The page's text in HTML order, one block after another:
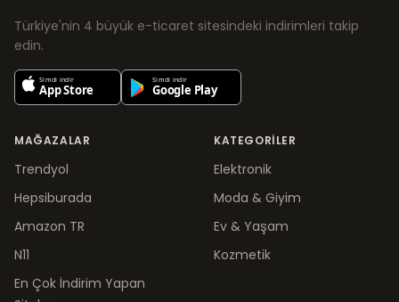
Türkiye'nin 4 büyük e-ticaret sitesindeki indirimleri takip
edin.
MAĞAZALAR
Trendyol
Hepsiburada
Amazon TR
N11
En Çok İndirim Yapan
KATEGORILER
Elektronik
Moda & Giyim
Ev & Yaşam
Kozmetik